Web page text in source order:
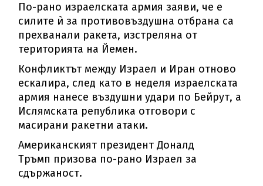
По-рано израелската армия заяви, че е
силите ѝ за противовъздушна отбрана са
прехванали ракета, изстреляна от
територията на Йемен.
Конфликтът между Израел и Иран отново
ескалира, след като в неделя израелската
армия нанесе въздушни удари по Бейрут, а
Ислямската република отговори с
масирани ракетни атаки.
Американският президент Доналд
Тръмп призова по-рано Израел за
сдържаност.